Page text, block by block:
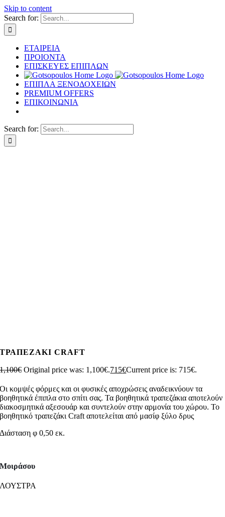
Skip to content
Search for:
ΕΤΑΙΡΕΙΑ
ΠΡΟΙΟΝΤΑ
ΕΠΙΣΚΕΥΕΣ ΕΠΙΠΛΩΝ
ΕΠΙΠΛΑ ΞΕΝΟΔΟΧΕΙΩΝ
PREMIUM OFFERS
ΕΠΙΚΟΙΝΩΝΙΑ
Search for:
ΤΡΑΠΕΖΑΚΙ CRAFT
1,100€ Original price was: 1,100€.715€Current price is: 715€.
Οι κομψές φόρμες και οι φυσικές αποχρώσεις αναδεικνύουν τα
βοηθητικά έπιπλα στο σπίτι σας. Τα βοηθητικά τραπεζάκια αποτελούν
διακοσμητικά αξεσουάρ και συντελούν στην αρμονία του χώρου. Το
βοηθητικό τραπεζάκι Craft αποτελείται από μασίφ ξύλο δρυς
Διάσταση φ 0,50 εκ.
Μοιράσου
ΛΟΥΣΤΡΑ